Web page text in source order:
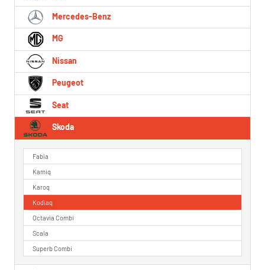
Mercedes-Benz
MG
Nissan
Peugeot
Seat
Skoda
Fabia
Kamiq
Karoq
Kodiaq
Octavia Combi
Scala
Superb Combi